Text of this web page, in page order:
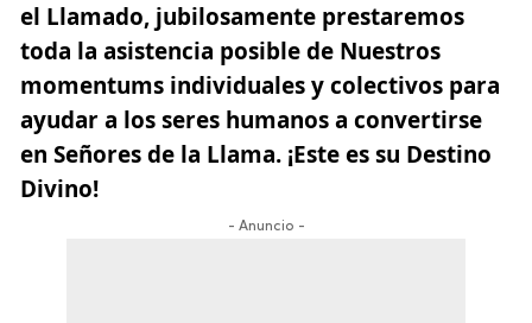
el Llamado, jubilosamente prestaremos
toda la asistencia posible de Nuestros
momentums individuales y colectivos para
ayudar a los seres humanos a convertirse
en Señores de la Llama. ¡Este es su Destino
Divino!
- Anuncio -